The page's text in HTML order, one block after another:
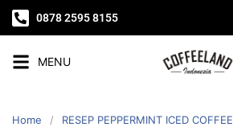
0878 2595 8155
MENU
Home RESEP PEPPERMINT ICED COFFEE